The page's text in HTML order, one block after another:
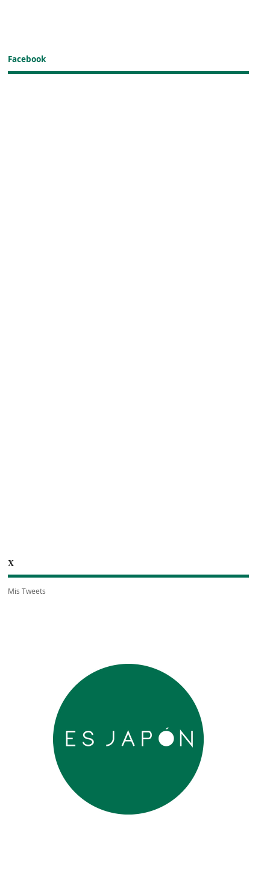
Facebook
X
Mis Tweets